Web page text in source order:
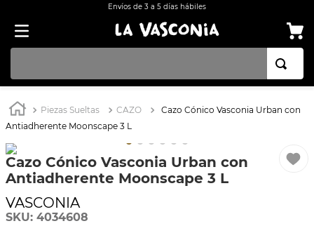
Envíos de 3 a 5 días hábiles
Piezas Sueltas CAZO
Cazo Cónico Vasconia Urban con
Antiadherente Moonscape 3 L
Cazo Cónico Vasconia Urban con
Antiadherente Moonscape 3 L
VASCONIA
SKU: 4034608
1. BATERÍA COCINA EKCO ALUMINIO ANTIADHERENTE 32 PIEZAS
3. BATERÍA COCINA CON ANTIADHERENTE EKCO 32 PIEZAS ALUMINIO
5. SARTEN